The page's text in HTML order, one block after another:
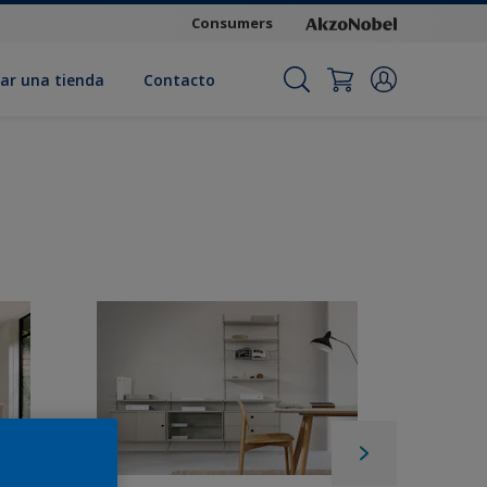
Consumers
una tienda Contacto